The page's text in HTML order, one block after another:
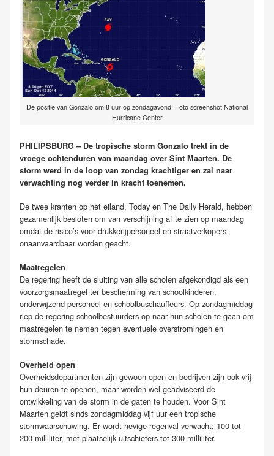
De positie van Gonzalo om 8 uur op zondagavond. Foto screenshot National
Hurricane Center
PHILIPSBURG – De tropische storm Gonzalo trekt in de
vroege ochtenduren van maandag over Sint Maarten. De
storm werd in de loop van zondag krachtiger en zal naar
verwachting nog verder in kracht toenemen.
De twee kranten op het eiland, Today en The Daily Herald, hebben
gezamenlijk besloten om van verschijning af te zien op maandag
omdat de risico’s voor drukkerijpersoneel en straatverkopers
onaanvaardbaar worden geacht.
Maatregelen
De regering heeft de sluiting van alle scholen afgekondigd als een
voorzorgsmaatregel ter bescherming van schoolkinderen,
onderwijzend personeel en schoolbuschauffeurs. Op zondagmiddag
riep de regering schoolbestuurders op naar hun scholen te gaan om
maatregelen te nemen tegen eventuele overstromingen en
stormschade.
Overheid open
Overheidsdepartmenten zijn gewoon open en bedrijven zijn ook vrij
hun deuren te openen, maar worden wel geadviseerd de
ontwikkeling van de storm in de gaten te houden. Voor Sint
Maarten geldt sinds zondagmiddag vijf uur een tropische
stormwaarschuwing. Er wordt hevige regenval verwacht: 100 tot
200 milliliter, met plaatselijk uitschieters tot 300 milliliter.